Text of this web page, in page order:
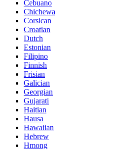
Cebuano
Chichewa
Corsican
Croatian
Dutch
Estonian
Filipino
Finnish
Frisian
Galician
Georgian
Gujarati
Haitian
Hausa
Hawaiian
Hebrew
Hmong